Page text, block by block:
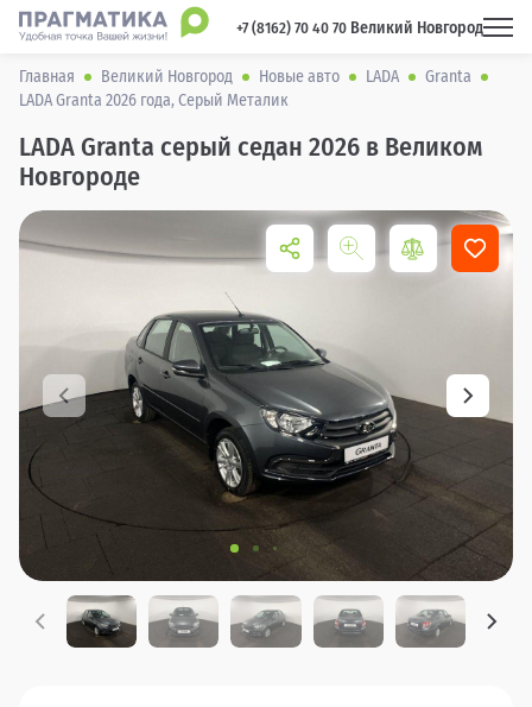
+7 (8162) 70 40 70 Великий Новгород
Главная Великий Новгород Новые авто LADA
Granta
LADA Granta 2026 года, Серый Металик
LADA Granta серый седан 2026 в Великом
Новгороде